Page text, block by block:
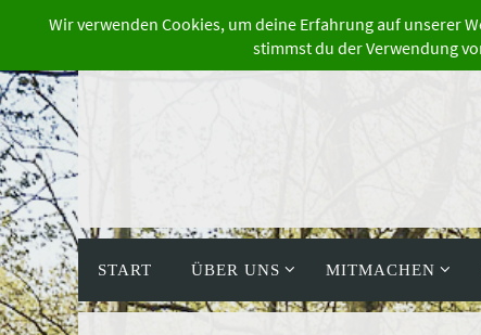
Zum
Inhalt
springen
START ÜBER UNS MITMACHEN